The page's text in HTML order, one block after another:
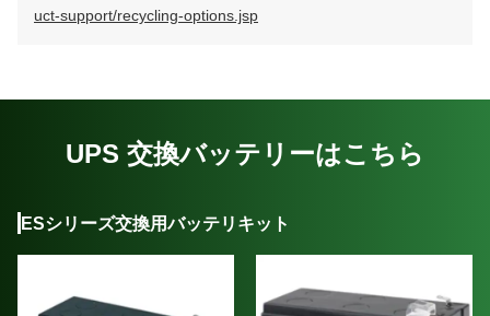
uct-support/recycling-options.jsp
UPS 交換バッテリーはこちら
ESシリーズ交換用バッテリキット